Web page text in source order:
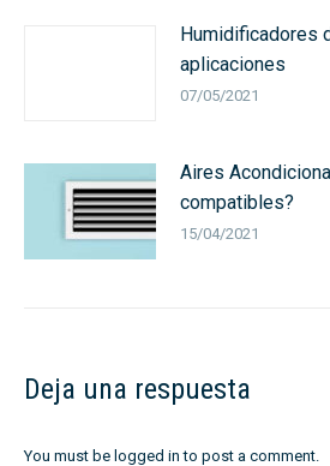
Humidificadores
aplicaciones
07/05/2021
Aires
compatibles?
15/04/2021
Deja una respuesta
You must be logged in to post a comment.